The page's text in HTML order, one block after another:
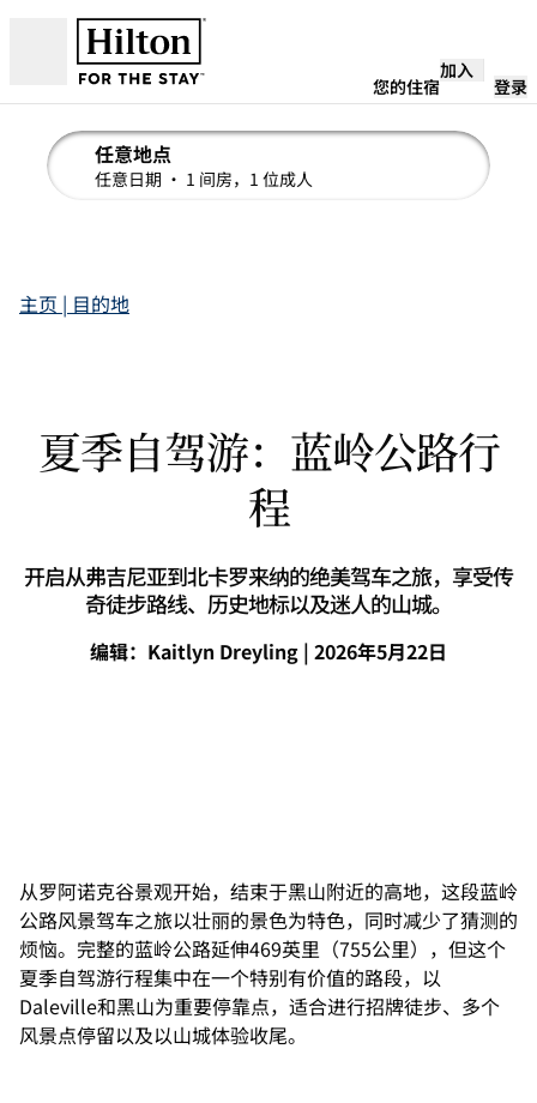
跳转至内容
您的住宿
加入
登录
任意地点
任意日期 • 1 间房，1 位成人
编辑搜索详情 , 任意日期, 1 间房，1 位成人
主页 | 目的地
夏季自驾游：蓝岭公路行
程
开启从弗吉尼亚到北卡罗来纳的绝美驾车之旅，享受传
奇徒步路线、历史地标以及迷人的山城。
编辑：Kaitlyn Dreyling | 2026年5月22日
从罗阿诺克谷景观开始，结束于黑山附近的高地，这段蓝岭
公路风景驾车之旅以壮丽的景色为特色，同时减少了猜测的
烦恼。完整的蓝岭公路延伸469英里（755公里），但这个
夏季自驾游行程集中在一个特别有价值的路段，以
Daleville和黑山为重要停靠点，适合进行招牌徒步、多个
风景点停留以及以山城体验收尾。